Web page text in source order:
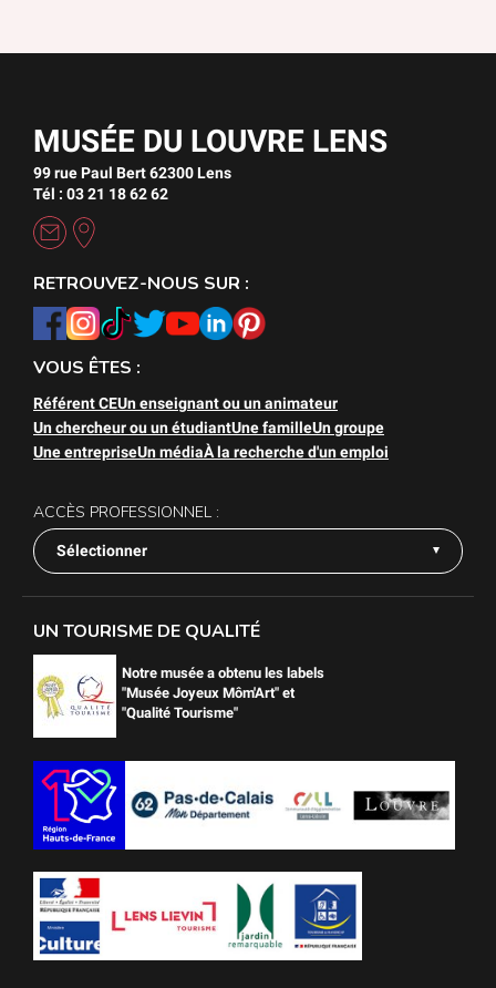
MUSÉE DU LOUVRE LENS
99 rue Paul Bert 62300 Lens
Tél : 03 21 18 62 62
RETROUVEZ-NOUS SUR :
VOUS ÊTES :
Référent CEUn enseignant ou un animateur
Un chercheur ou un étudiantUne familleUn groupe
Une entrepriseUn médiaÀ la recherche d'un emploi
ACCÈS PROFESSIONNEL :
Sélectionner
UN TOURISME DE QUALITÉ
Notre musée a obtenu les labels
"Musée Joyeux Môm'Art" et
"Qualité Tourisme"